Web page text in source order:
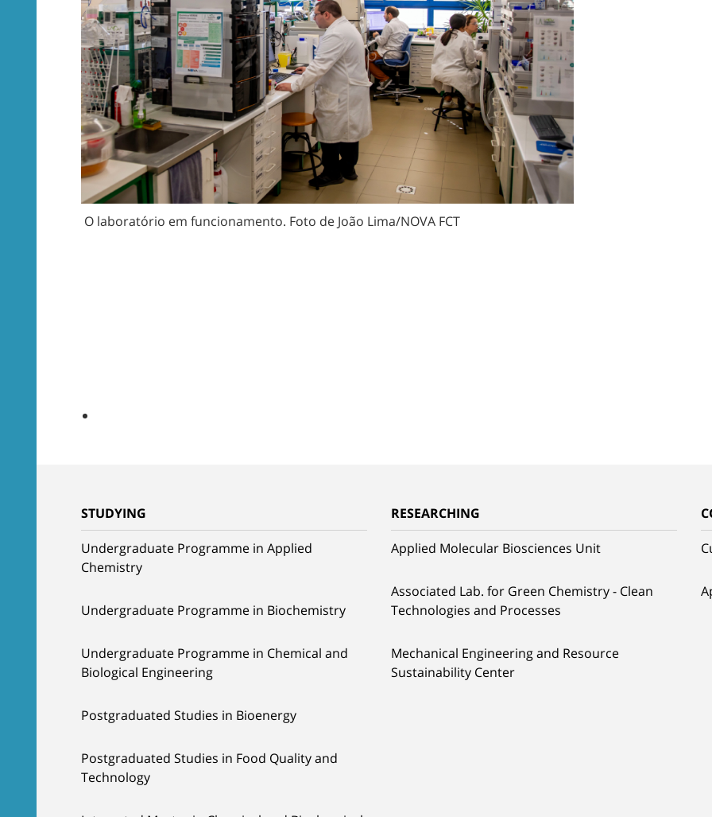
O laboratório em funcionamento. Foto de João Lima/NOVA FCT
STUDYING
Undergraduate Programme in Applied
Chemistry
Undergraduate Programme in Biochemistry
Undergraduate Programme in Chemical and
Biological Engineering
Postgraduated Studies in Bioenergy
Postgraduated Studies in Food Quality and
Technology
RESEARCHING
Applied Molecular Biosciences Unit
Associated Lab. for Green Chemistry - Clean
Technologies and Processes
Mechanical Engineering and Resource
Sustainability Center